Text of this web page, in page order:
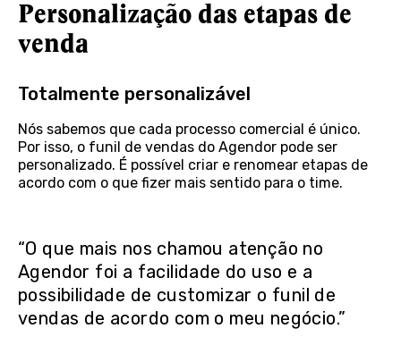
Personalização das etapas de
venda
Totalmente personalizável
Nós sabemos que cada processo comercial é único.
Por isso, o funil de vendas do Agendor pode ser
personalizado. É possível criar e renomear etapas de
acordo com o que fizer mais sentido para o time.
“O que mais nos chamou atenção no
Agendor foi a facilidade do uso e a
possibilidade de customizar o funil de
vendas de acordo com o meu negócio.”